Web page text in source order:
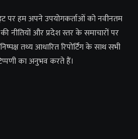
पर हम अपने उपयोगकर्ताओं को नवीनतम
नीतियों और प्रदेश स्तर के समाचारों पर
तथ्य आधारित रिपोर्टिंग के साथ सभी
का अनुभव करते हैं।